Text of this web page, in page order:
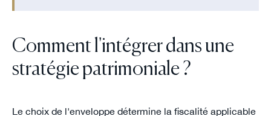
Comment l'intégrer dans une
stratégie patrimoniale ?
Le choix de l'enveloppe détermine la fiscalité applicable